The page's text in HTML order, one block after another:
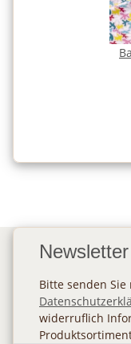
Bitte senden
widerruflich